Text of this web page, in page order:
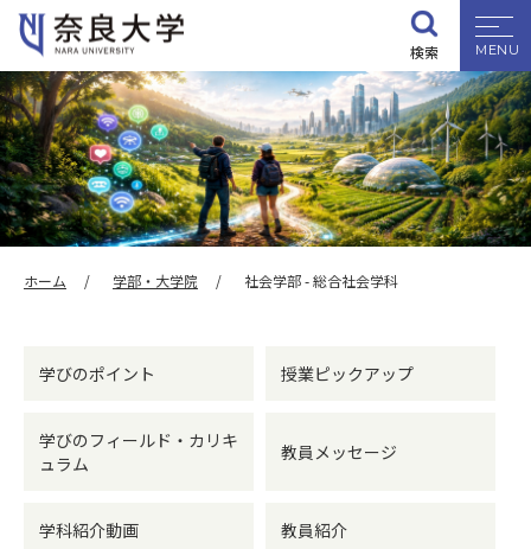
検索
大学紹介
学部・大学院
ホーム 学部・大学院 社会学部 - 総合社会学科
学びのポイント 授業ピックアップ
学びのフィールド・ カリキ
ュラム
教員メッセージ
学科紹介動画 教員紹介